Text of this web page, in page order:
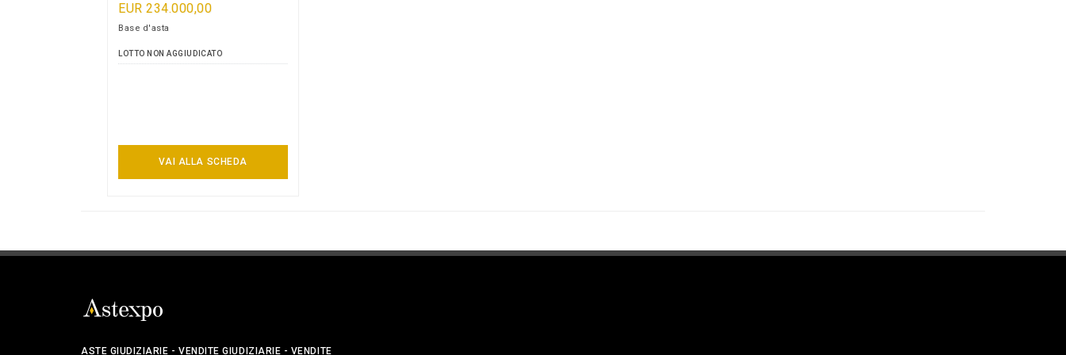
EUR 234.000,00
Base d'asta
LOTTO NON AGGIUDICATO
VAI ALLA SCHEDA
ASTE GIUDIZIARIE - VENDITE GIUDIZIARIE - VENDITE